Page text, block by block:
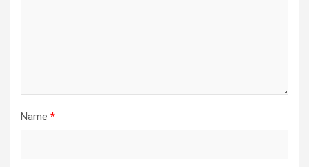
Name *